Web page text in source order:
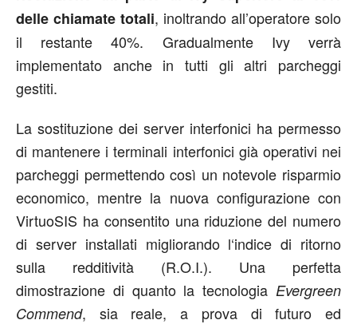
delle chiamate totali, inoltrando all’operatore solo
il restante 40%. Gradualmente Ivy verrà
implementato anche in tutti gli altri parcheggi
gestiti.
La sostituzione dei server interfonici ha permesso
di mantenere i terminali interfonici già operativi nei
parcheggi permettendo così un notevole risparmio
economico, mentre la nuova configurazione con
VirtuoSIS ha consentito una riduzione del numero
di server installati migliorando l‘indice di ritorno
sulla redditività (R.O.I.). Una perfetta
dimostrazione di quanto la tecnologia Evergreen
Commend, sia reale, a prova di futuro ed